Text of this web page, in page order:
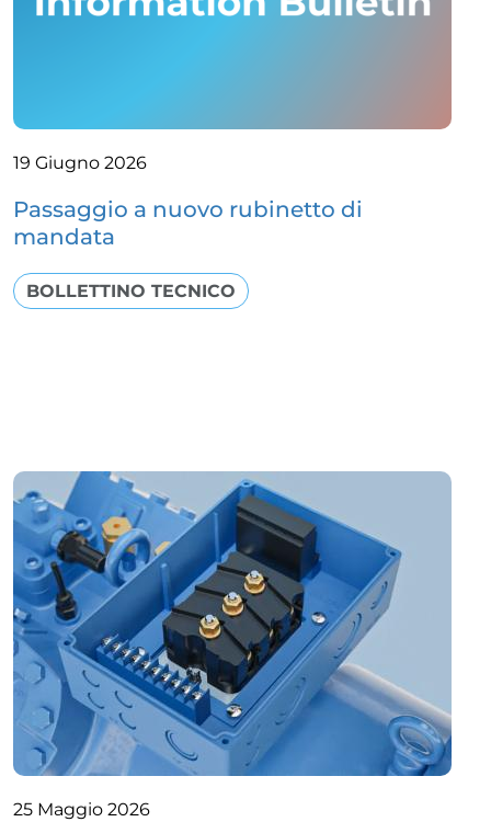
19 Giugno 2026
Passaggio a nuovo rubinetto di
mandata
BOLLETTINO TECNICO
25 Maggio 2026